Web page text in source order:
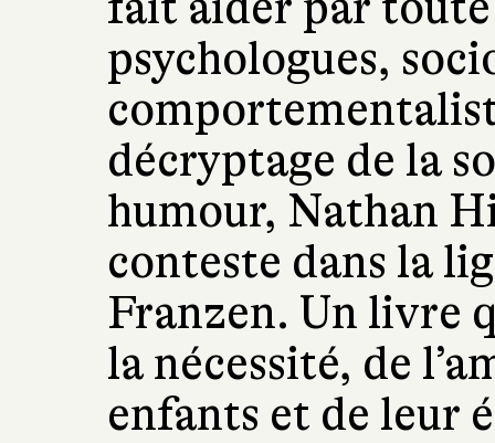
psychologues,
décryptage de la
humour, Nathan
conteste dans la
Franzen. Un livre
la nécessité, de
enfants et de leur